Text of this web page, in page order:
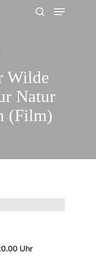
Menu
Wilde
Natur
(Film)
Uhr